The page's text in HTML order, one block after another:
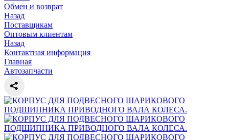
Обмен и возврат
Назад
Поставщикам
Оптовым клиентам
Назад
Контактная информация
Главная
Автозапчасти